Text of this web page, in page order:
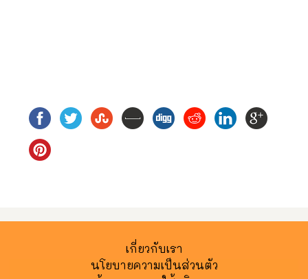
เกี่ยวกับเรา
นโยบายความเป็นส่วนตัว